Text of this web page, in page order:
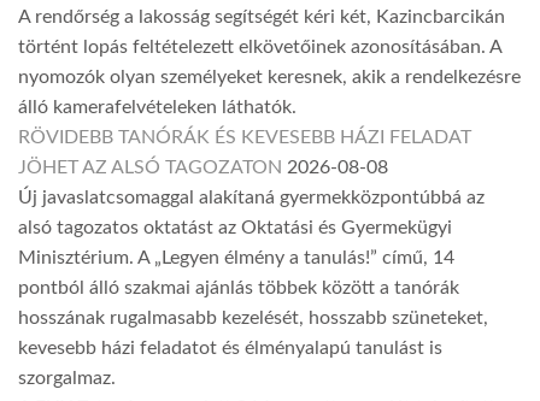
A rendőrség a lakosság segítségét kéri két, Kazincbarcikán
történt lopás feltételezett elkövetőinek azonosításában. A
nyomozók olyan személyeket keresnek, akik a rendelkezésre
álló kamerafelvételeken láthatók.
RÖVIDEBB TANÓRÁK ÉS KEVESEBB HÁZI FELADAT
JÖHET AZ ALSÓ TAGOZATON 2026-08-08
Új javaslatcsomaggal alakítaná gyermekközpontúbbá az
alsó tagozatos oktatást az Oktatási és Gyermekügyi
Minisztérium. A „Legyen élmény a tanulás!” című, 14
pontból álló szakmai ajánlás többek között a tanórák
hosszának rugalmasabb kezelését, hosszabb szüneteket,
kevesebb házi feladatot és élményalapú tanulást is
szorgalmaz.